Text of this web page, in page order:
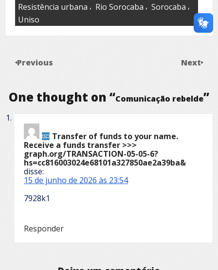
Resistência urbana , Rio Sorocaba , Sorocaba ,
Uniso
Previous Next
One thought on “Comunicação rebelde”
Transfer of funds to your name.
Receive a funds transfer >>>
graph.org/TRANSACTION-05-05-6?
hs=cc816003024e68101a327850ae2a39ba&
disse:
15 de junho de 2026 às 23:54
7928k1
Responder